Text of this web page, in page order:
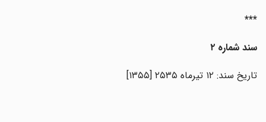
***
سند شماره ۲
تاریخ سند: ۱۲ تیرماه ۲۵۳۵ [۱۳۵۵]